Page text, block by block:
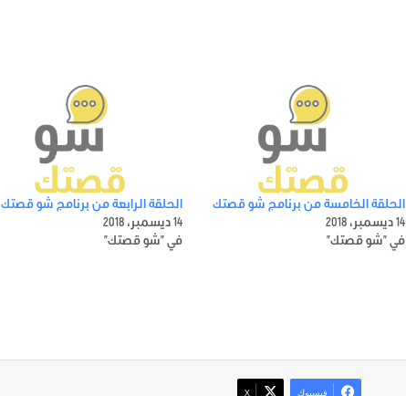
الحلقة الخامسة من برنامج شو قصتك
14 ديسمبر، 2018
في "شو قصتك"
الحلقة الرابعة من برنامج شو قصتك
14 ديسمبر، 2018
في "شو قصتك"
فيسبوك ‫X